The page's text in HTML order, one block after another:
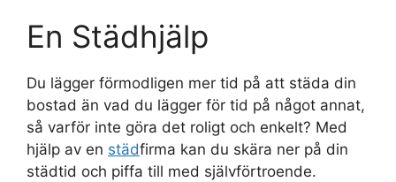
En Städhjälp
Du lägger förmodligen mer tid på att städa din
bostad än vad du lägger för tid på något annat,
så varför inte göra det roligt och enkelt? Med
hjälp av en städfirma kan du skära ner på din
städtid och piffa till med självförtroende.